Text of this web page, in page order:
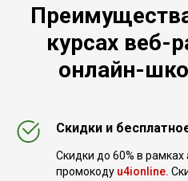
курсах веб-
онлайн-
Скидки и
Скидки до 60% в рамках
промокоду u4ionline.